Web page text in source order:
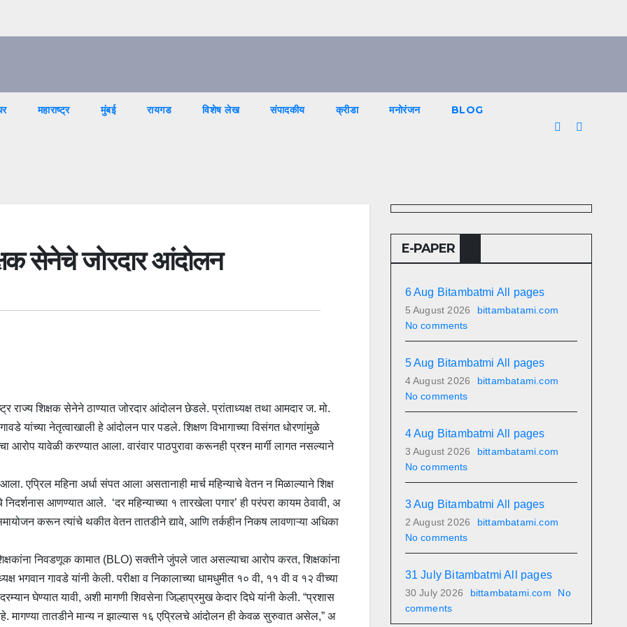
महाराष्ट्र मुंबई रायगड विशेष लेख संपादकीय क्रीडा मनोरंजन BLOG
सेनेचे जोरदार आंदोलन
राज्य शिक्षक सेनेने ठाण्यात जोरदार आंदोलन छेडले. प्रांताध्यक्ष तथा आमदार ज. मो.
यांच्या नेतृत्वाखाली हे आंदोलन पार पडले. शिक्षण विभागाच्या विसंगत धोरणांमुळे
आरोप यावेळी करण्यात आला. वारंवार पाठपुरावा करूनही प्रश्न मार्गी लागत नसल्याने
एप्रिल महिना अर्धा संपत आला असतानाही मार्च महिन्याचे वेतन न मिळाल्याने शिक्ष
आणण्यात आले. ‘दर महिन्याच्या १ तारखेला पगार’ ही परंपरा कायम ठेवावी, अ
करून त्यांचे थकीत वेतन तातडीने द्यावे, आणि तर्कहीन निकष लावणाऱ्या अधिका
निवडणूक कामात (BLO) सक्तीने जुंपले जात असल्याचा आरोप करत, शिक्षकांना
भगवान गावडे यांनी केली. परीक्षा व निकालाच्या धामधुमीत १० वी, ११ वी व १२ वीच्या
घेण्यात यावी, अशी मागणी शिवसेना जिल्हाप्रमुख केदार दिघे यांनी केली. “प्रशास
मागण्या तातडीने मान्य न झाल्यास १६ एप्रिलचे आंदोलन ही केवळ सुरुवात असेल,” अ
E-PAPER
6 Aug Bitambatmi All pages
5 August 2026
bittambatami.com
No comments
5 Aug Bitambatmi All pages
4 August 2026
bittambatami.com
No comments
4 Aug Bitambatmi All pages
3 August 2026
bittambatami.com
No comments
3 Aug Bitambatmi All pages
2 August 2026
bittambatami.com
No comments
31 July Bitambatmi All pages
30 July 2026 bittambatami.com
No
comments